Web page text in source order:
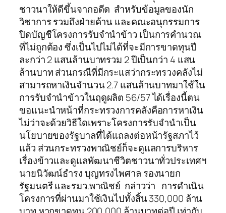
ชาวนาให้ดีขึ้นจากอดีต สำหรับข้อมูลของนัก
วิชาการ รวมถึงฝ่ายค้าน และคณะอนุกรรมการ
ปิดบัญชีโครงการรับจำนำข้าว เป็นการคำนวณ
ที่ไม่ถูกต้อง ซึ่งเป็นไปไม่ได้ที่จะมีการขาดทุนปี
ละกว่า 2 แสนล้านบาทรวม 2 ปีเป็นกว่า 4 แสน
ล้านบาท ส่วนกรณีที่มีกระแสว่ากระทรวงคลังไม่
สามารถหาเงินจำนวน 2.7 แสนล้านบาทมาใช้ใน
การรับจำนำข้าวในฤดูผลิต 56/57 ได้เรื่องนี้ตน
ขอแนะนำหน้าที่กระทรวงการคลังคือการหาเงิน
ไม่ว่าจะด้วยวิธีใดเพราะโครงการรับจำนำเป็น
นโยบายของรัฐบาลที่ได้แถลงต่อหน้ารัฐสภาไว้
แล้ว ส่วนกระทรวงพาณิชย์ก็จะดูแลการบริหาร
เรื่องข้าวและดูแลพัฒนาชีวิตชาวนาทั่วประเทศฯ
นายนิวัฒน์ธำรง บุญทรงไพศาล รองนายก
รัฐมนตรี และรมว.พาณิชย์ กล่าวว่า การดำเนิน
โครงการที่ผ่านมาใช้เงินไปทั้งสิ้น 330,000 ล้าน